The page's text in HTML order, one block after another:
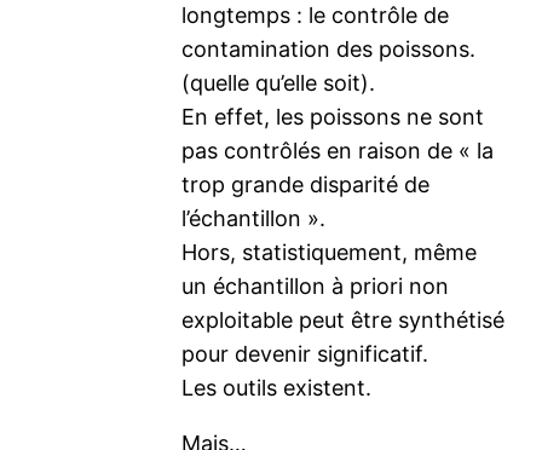
longtemps : le contrôle de
contamination des poissons.
(quelle qu’elle soit).
En effet, les poissons ne sont
pas contrôlés en raison de « la
trop grande disparité de
l’échantillon ».
Hors, statistiquement, même
un échantillon à priori non
exploitable peut être synthétisé
pour devenir significatif.
Les outils existent.
Mais…